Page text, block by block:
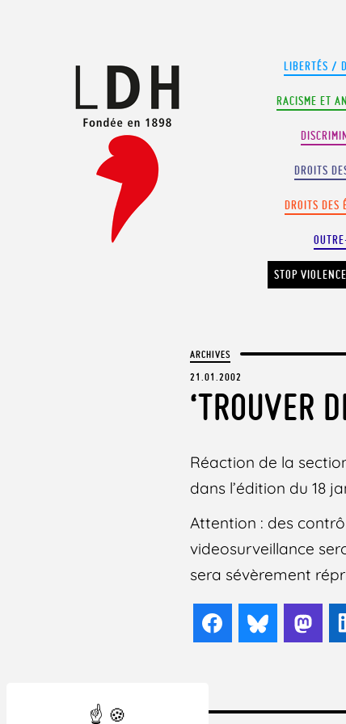
LIBERTÉS /
RACISME ET
DROITS
DROITS DES
STOP
ARCHIVES
21.01.2002
‘TROUVER
Réaction de la
dans l’édition du 18
Attention : des
videosurveillance
sera sévèrement
FacebookBluesky